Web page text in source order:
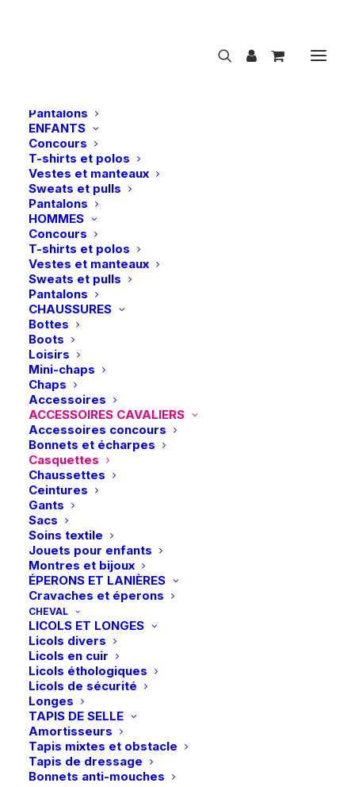
Pantalons
ENFANTS
Concours
T-shirts et polos
Vestes et manteaux
Sweats et pulls
Pantalons
HOMMES
Concours
T-shirts et polos
Vestes et manteaux
Sweats et pulls
Pantalons
CHAUSSURES
Bottes
Boots
Loisirs
Mini-chaps
Chaps
Accessoires
ACCESSOIRES CAVALIERS
Accessoires concours
Bonnets et écharpes
Casquettes
Chaussettes
Ceintures
Gants
Sacs
Soins textile
Jouets pour enfants
Montres et bijoux
ÉPERONS ET LANIÈRES
Cravaches et éperons
CHEVAL
LICOLS ET LONGES
Licols divers
Licols en cuir
Licols éthologiques
Licols de sécurité
Longes
TAPIS DE SELLE
Amortisseurs
Tapis mixtes et obstacle
Tapis de dressage
Bonnets anti-mouches
Cavallo | Casquette Cavalmorena – Darkblue
Accueil Cavallo | Casquette Cavalmorena – Darkblue
Accueil Boutique
Cavalier
Cavallo | Casquette Cavalmorena – Darkblue
Cavallo | Casquette Cavalmorena –
Darkblue
29,90€
Casquette Cavalmorena